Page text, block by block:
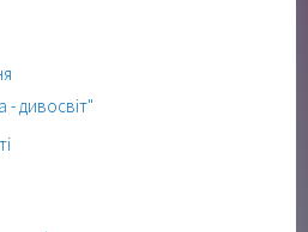
- дивосвіт"